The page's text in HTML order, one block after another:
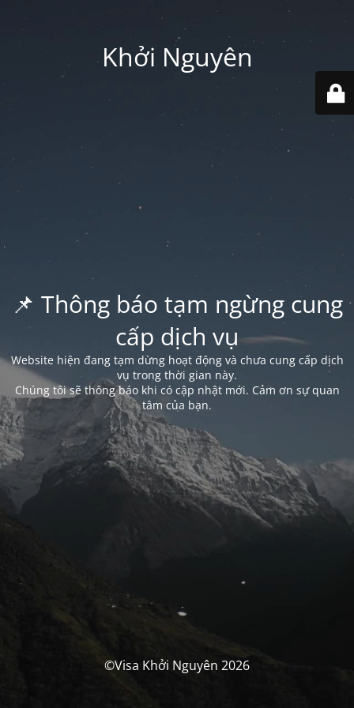
Khởi Nguyên
📌 Thông báo tạm ngừng cung
cấp dịch vụ
Website hiện đang tạm dừng hoạt động và chưa cung cấp dịch
vụ trong thời gian này.
Chúng tôi sẽ thông báo khi có cập nhật mới. Cảm ơn sự quan
tâm của bạn.
©Visa Khởi Nguyên 2026